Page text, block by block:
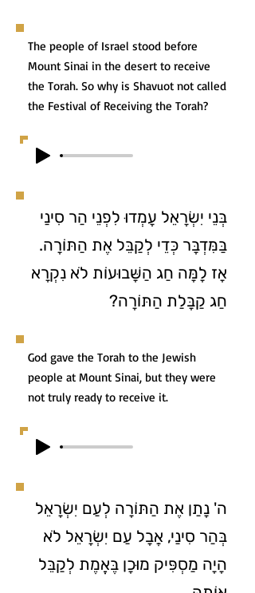
The people of Israel stood before
Mount Sinai in the desert to receive
the Torah. So why is Shavuot not called
the Festival of Receiving the Torah?
בְּנֵי יִשְׂרָאֵל עָמְדוּ לִפְנֵי הַר סִינַי
בַּמִּדְבָּר כְּדֵי לְקַבֵּל אֶת הַתּוֹרָה.
אָז לָמָּה חַג הַשָּׁבוּעוֹת לֹא נִקְרָא
חַג קַבָּלַת הַתּוֹרָה?
God gave the Torah to the Jewish
people at Mount Sinai, but they were
not truly ready to receive it.
ה' נָתַן אֶת הַתּוֹרָה לְעַם יִשְׂרָאֵל
בְּהַר סִינַי, אֲבָל עַם יִשְׂרָאֵל לֹא
הָיָה מַסְפִּיק מוּכָן בֶּאֱמֶת לְקַבֵּל